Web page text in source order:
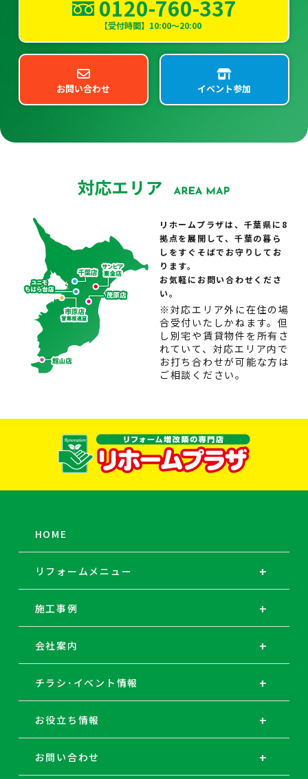
0120-760-337
【受付時間】10:00～20:00
お問い合わせ イベント参加
リホームプラザは、千葉県に8
拠点を展開して、千葉の暮ら
しをすぐそばでお守りしてお
ります。
お気軽にお問い合わせくださ
い。
※対応エリア外に在住の場
合受付いたしかねます。但
し別宅や賃貸物件を所有さ
れていて、対応エリア内で
お打ち合わせが可能な方は
ご相談ください。
HOME
リフォームメニュー
施工事例
会社案内
チラシ･イベント情報
お役立ち情報
お問い合わせ